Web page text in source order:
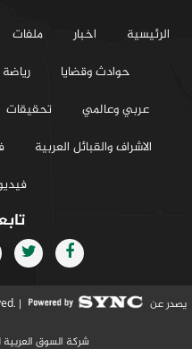
الرئيسية اخبار ملفات
حوادث وقضايا
رياضة
عربي وعالمي
تحقيقات
الاشراف والقبائل العربية
| يصدر عن
شركة السوق العربية